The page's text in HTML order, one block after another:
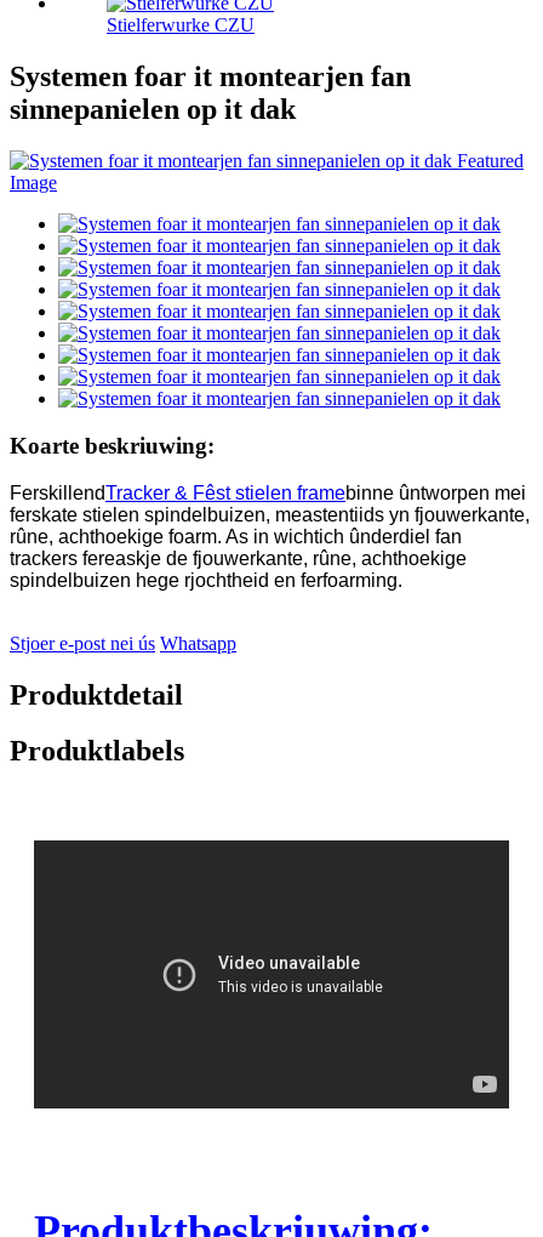
Stielferwurke CZU
Systemen foar it montearjen fan
sinnepanielen op it dak
Koarte beskriuwing:
FerskillendTracker & Fêst stielen framebinne ûntworpen mei
ferskate stielen spindelbuizen, meastentiids yn fjouwerkante,
rûne, achthoekige foarm. As in wichtich ûnderdiel fan
trackers fereaskje de fjouwerkante, rûne, achthoekige
spindelbuizen hege rjochtheid en ferfoarming.
Stjoer e-post nei ús Whatsapp
Produktdetail
Produktlabels